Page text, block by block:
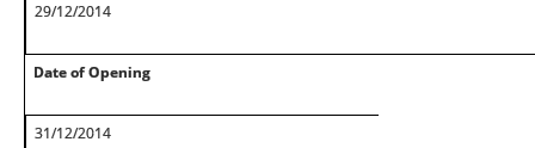
29/12/2014
Date of Opening
31/12/2014